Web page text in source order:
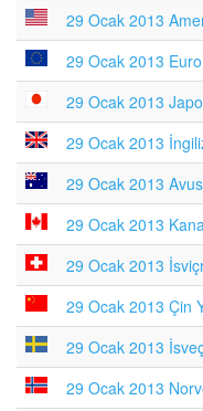
29 Ocak 2013
29 Ocak 2013
29 Ocak 2013
29 Ocak 2013
29 Ocak 2013
29 Ocak 2013
29 Ocak 2013
29 Ocak 2013 Çin
29 Ocak 2013
29 Ocak 2013